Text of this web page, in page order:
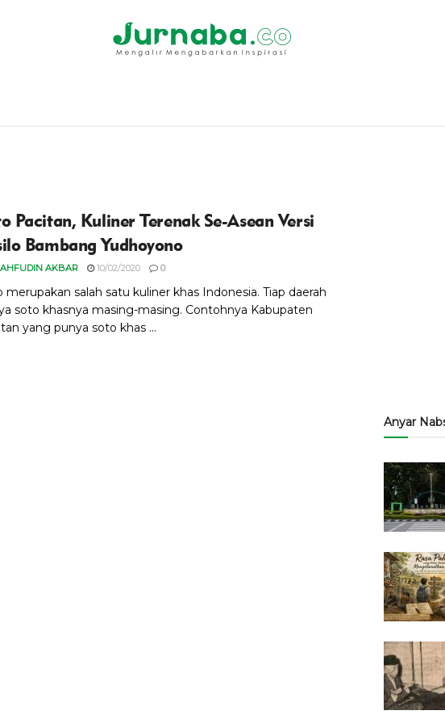
Pacitan, Kuliner Terenak Se-Asean Versi
Bambang Yudhoyono
AKBAR 10/02/2020 0
merupakan salah satu kuliner khas Indonesia. Tiap daerah
soto khasnya masing-masing. Contohnya Kabupaten
yang punya soto khas ...
Anyar